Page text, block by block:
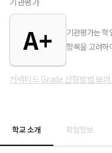
A+
기관평가는 학
항목을 고려하
커넥티드 Grade 산정방법 보러
학교 소개 학업정보